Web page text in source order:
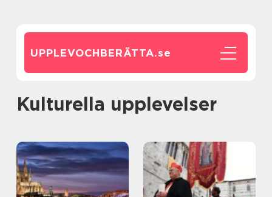
UPPLEVOCHBERÄTTA.se
Kulturella upplevelser